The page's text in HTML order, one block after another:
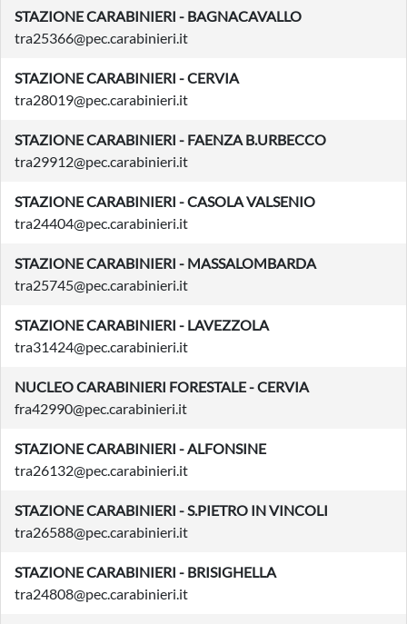
STAZIONE CARABINIERI - BAGNACAVALLO
tra25366@pec.carabinieri.it
STAZIONE CARABINIERI - CERVIA
tra28019@pec.carabinieri.it
STAZIONE CARABINIERI - FAENZA B.URBECCO
tra29912@pec.carabinieri.it
STAZIONE CARABINIERI - CASOLA VALSENIO
tra24404@pec.carabinieri.it
STAZIONE CARABINIERI - MASSALOMBARDA
tra25745@pec.carabinieri.it
STAZIONE CARABINIERI - LAVEZZOLA
tra31424@pec.carabinieri.it
NUCLEO CARABINIERI FORESTALE - CERVIA
fra42990@pec.carabinieri.it
STAZIONE CARABINIERI - ALFONSINE
tra26132@pec.carabinieri.it
STAZIONE CARABINIERI - S.PIETRO IN VINCOLI
tra26588@pec.carabinieri.it
STAZIONE CARABINIERI - BRISIGHELLA
tra24808@pec.carabinieri.it